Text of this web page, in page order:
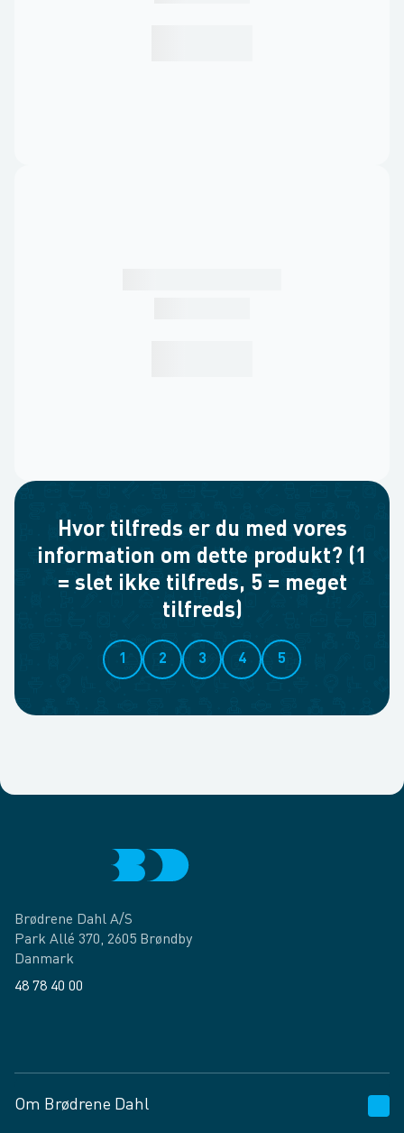
Hvor tilfreds er du med vores
information om dette produkt? (1
= slet ikke tilfreds, 5 = meget
tilfreds)
1 2 3 4 5
Brødrene Dahl A/S
Park Allé 370, 2605 Brøndby
Danmark
48 78 40 00
Om Brødrene Dahl